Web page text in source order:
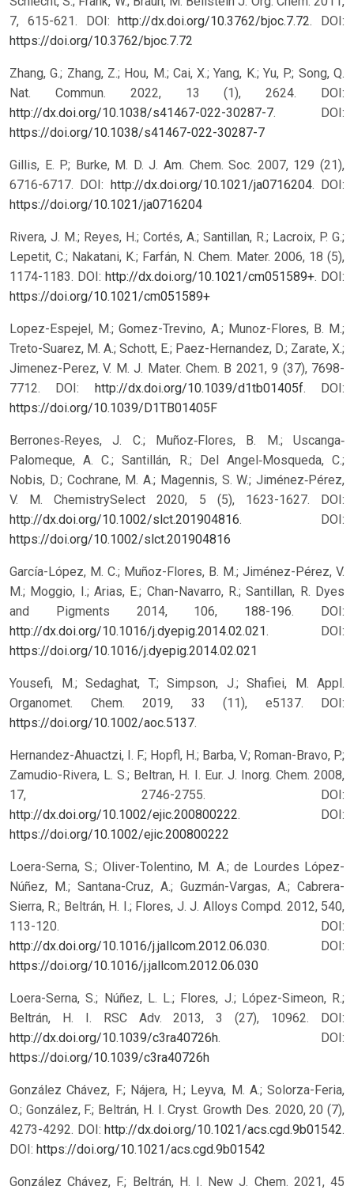
7, 615-621. DOI:http://dx.doi.org/10.3762/bjoc.7.72. DOI:
https://doi.org/10.3762/bjoc.7.72
Zhang, G.; Zhang, Z.; Hou, M.; Cai, X.; Yang, K.; Yu, P.; Song, Q.
Nat. Commun. 2022, 13 (1), 2624. DOI:
http://dx.doi.org/10.1038/s41467-022-30287-7. DOI:
https://doi.org/10.1038/s41467-022-30287-7
Gillis, E. P.; Burke, M. D. J. Am. Chem. Soc. 2007, 129 (21),
6716-6717. DOI: http://dx.doi.org/10.1021/ja0716204. DOI:
https://doi.org/10.1021/ja0716204
Rivera, J. M.; Reyes, H.; Cortés, A.; Santillan, R.; Lacroix, P. G.;
Lepetit, C.; Nakatani, K.; Farfán, N. Chem. Mater. 2006, 18 (5),
1174-1183. DOI: http://dx.doi.org/10.1021/cm051589+. DOI:
https://doi.org/10.1021/cm051589+
Lopez-Espejel, M.; Gomez-Trevino, A.; Munoz-Flores, B. M.;
Treto-Suarez, M. A.; Schott, E.; Paez-Hernandez, D.; Zarate, X.;
Jimenez-Perez, V. M. J. Mater. Chem. B 2021, 9 (37), 7698-
7712. DOI: http://dx.doi.org/10.1039/d1tb01405f. DOI:
https://doi.org/10.1039/D1TB01405F
Berrones‐Reyes, J. C.; Muñoz‐Flores, B. M.; Uscanga‐
Palomeque, A. C.; Santillán, R.; Del Angel‐Mosqueda, C.;
Nobis, D.; Cochrane, M. A.; Magennis, S. W.; Jiménez‐Pérez,
V. M. ChemistrySelect 2020, 5 (5), 1623-1627. DOI:
http://dx.doi.org/10.1002/slct.201904816. DOI:
https://doi.org/10.1002/slct.201904816
García-López, M. C.; Muñoz-Flores, B. M.; Jiménez-Pérez, V.
M.; Moggio, I.; Arias, E.; Chan-Navarro, R.; Santillan, R. Dyes
and Pigments 2014, 106, 188-196. DOI:
http://dx.doi.org/10.1016/j.dyepig.2014.02.021. DOI:
https://doi.org/10.1016/j.dyepig.2014.02.021
Yousefi, M.; Sedaghat, T.; Simpson, J.; Shafiei, M. Appl.
Organomet. Chem. 2019, 33 (11), e5137. DOI:
https://doi.org/10.1002/aoc.5137.
Hernandez-Ahuactzi, I. F.; Hopfl, H.; Barba, V.; Roman-Bravo, P.;
Zamudio-Rivera, L. S.; Beltran, H. I. Eur. J. Inorg. Chem. 2008,
17, 2746-2755. DOI:
http://dx.doi.org/10.1002/ejic.200800222. DOI:
https://doi.org/10.1002/ejic.200800222
Loera-Serna, S.; Oliver-Tolentino, M. A.; de Lourdes López-
Núñez, M.; Santana-Cruz, A.; Guzmán-Vargas, A.; Cabrera-
Sierra, R.; Beltrán, H. I.; Flores, J. J. Alloys Compd. 2012, 540,
113-120. DOI:
http://dx.doi.org/10.1016/j.jallcom.2012.06.030. DOI:
https://doi.org/10.1016/j.jallcom.2012.06.030
Loera-Serna, S.; Núñez, L. L.; Flores, J.; López-Simeon, R.;
Beltrán, H. I. RSC Adv. 2013, 3 (27), 10962. DOI:
http://dx.doi.org/10.1039/c3ra40726h. DOI:
https://doi.org/10.1039/c3ra40726h
González Chávez, F.; Nájera, H.; Leyva, M. A.; Solorza-Feria,
O.; González, F.; Beltrán, H. I. Cryst. Growth Des. 2020, 20 (7),
4273-4292. DOI: http://dx.doi.org/10.1021/acs.cgd.9b01542.
DOI: https://doi.org/10.1021/acs.cgd.9b01542
González Chávez, F.; Beltrán, H. I. New J. Chem. 2021, 45